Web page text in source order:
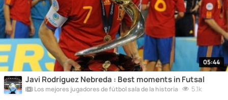
05:44
Javi Rodríguez Nebreda : Best moments in Futsal
Los mejores jugadores de fútbol sala de la historia 5.1k